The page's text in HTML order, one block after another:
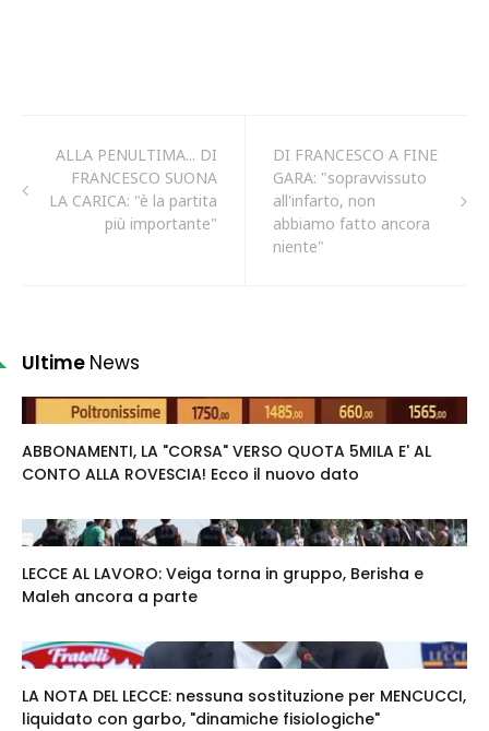
ALLA PENULTIMA... DI
FRANCESCO SUONA
LA CARICA: "è la partita
più importante"
DI FRANCESCO A FINE
GARA: "sopravvissuto
all'infarto, non
abbiamo fatto ancora
niente"
Ultime News
ABBONAMENTI, LA "CORSA" VERSO QUOTA 5MILA E' AL
CONTO ALLA ROVESCIA! Ecco il nuovo dato
LECCE AL LAVORO: Veiga torna in gruppo, Berisha e
Maleh ancora a parte
LA NOTA DEL LECCE: nessuna sostituzione per MENCUCCI,
liquidato con garbo, "dinamiche fisiologiche"